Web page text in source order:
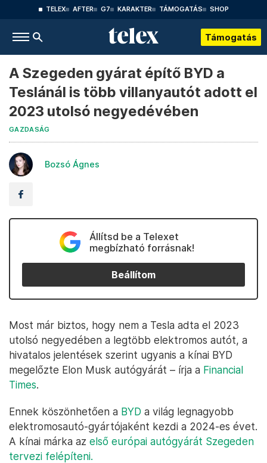
TELEX AFTER G7 KARAKTER TÁMOGATÁS SHOP
Támogatás
A Szegeden gyárat építő BYD a
Teslánál is több villanyautót adott el
2023 utolsó negyedévében
GAZDASÁG
Bozsó Ágnes
Állítsd be a Telexet
megbízható forrásnak!
Beállítom
Most már biztos, hogy nem a Tesla adta el 2023
utolsó negyedében a legtöbb elektromos autót, a
hivatalos jelentések szerint ugyanis a kínai BYD
megelőzte Elon Musk autógyárát – írja a Financial
Times.
Ennek köszönhetően a BYD a világ legnagyobb
elektromosautó-gyártójaként kezdi a 2024-es évet.
A kínai márka az első európai autógyárát Szegeden
tervezi felépíteni.